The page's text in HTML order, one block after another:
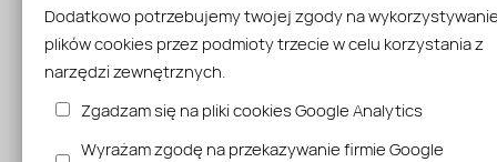
Dodatkowo potrzebujemy twojej zgody na
plików cookies przez podmioty trzecie w celu korzystania z
narzędzi zewnętrznych.
Zgadzam się na pliki cookies Google Analytics
Wyrażam zgodę na przekazywanie firmie Google